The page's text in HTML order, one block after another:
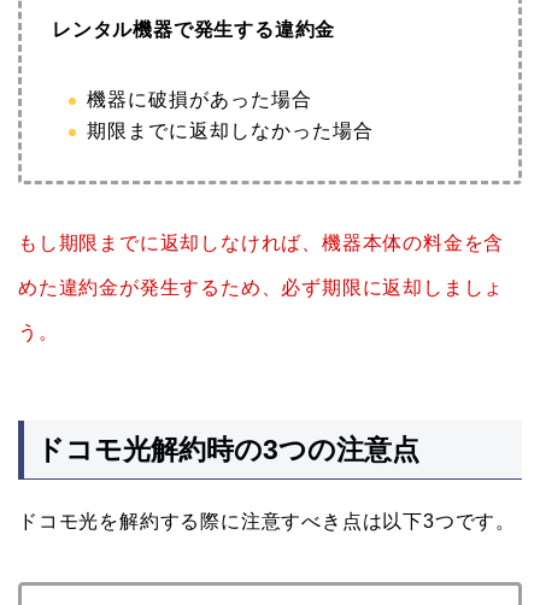
レンタル機器で発生する違約金
機器に破損があった場合
期限までに返却しなかった場合
もし期限までに返却しなければ、機器本体の料金を含
めた違約金が発生するため、必ず期限に返却しましょ
う。
ドコモ光解約時の3つの注意点
ドコモ光を解約する際に注意すべき点は以下3つです。